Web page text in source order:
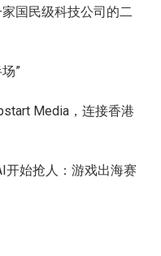
家国民级科技公司的二
”
Media，连接香港
开始抢人：游戏出海赛